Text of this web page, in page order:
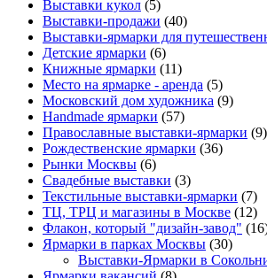
Выставки кукол (5)
Выставки-продажи (40)
Выставки-ярмарки для
Детские ярмарки (6)
Книжные ярмарки (11)
Место на ярмарке - аренда (5)
Московский дом художника (9)
Нandmade ярмарки (57)
Православные выставки-ярмарки (9)
Рождественские ярмарки (36)
Рынки Москвы (6)
Свадебные выставки (3)
Текстильные выставки-ярмарки (7)
ТЦ, ТРЦ и магазины в Москве (12)
Флакон, который "дизайн-завод"
Ярмарки в парках Москвы (30)
Выставки-Ярмарки в